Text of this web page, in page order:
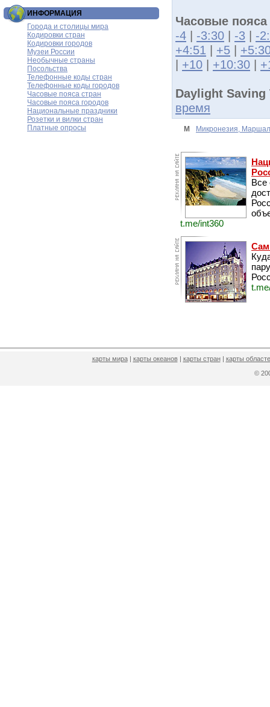
ИНФОРМАЦИЯ
Города и столицы мира
Кодировки стран
Кодировки городов
Музеи России
Необычные страны
Посольства
Телефонные коды стран
Телефонные коды городов
Часовые пояса стран
Часовые пояса городов
Национальные праздники
Розетки и вилки стран
Платные опросы
Часовые пояса
-4 | -3:30 | -3 | -
+4:51 | +5 |
| +10 | +10:30 |
Daylight Saving
время
М Микронезия,
Все
t.me/int360
карты мира| карты океанов| карты стран| карты
©